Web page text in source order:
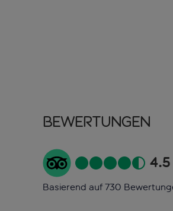
Bewertungen
4.5
Basierend auf 730